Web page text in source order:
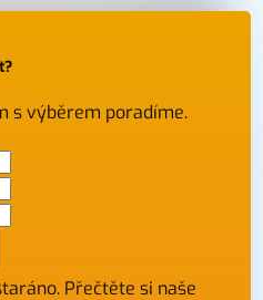
s výběrem poradíme.
Přečtěte si naše